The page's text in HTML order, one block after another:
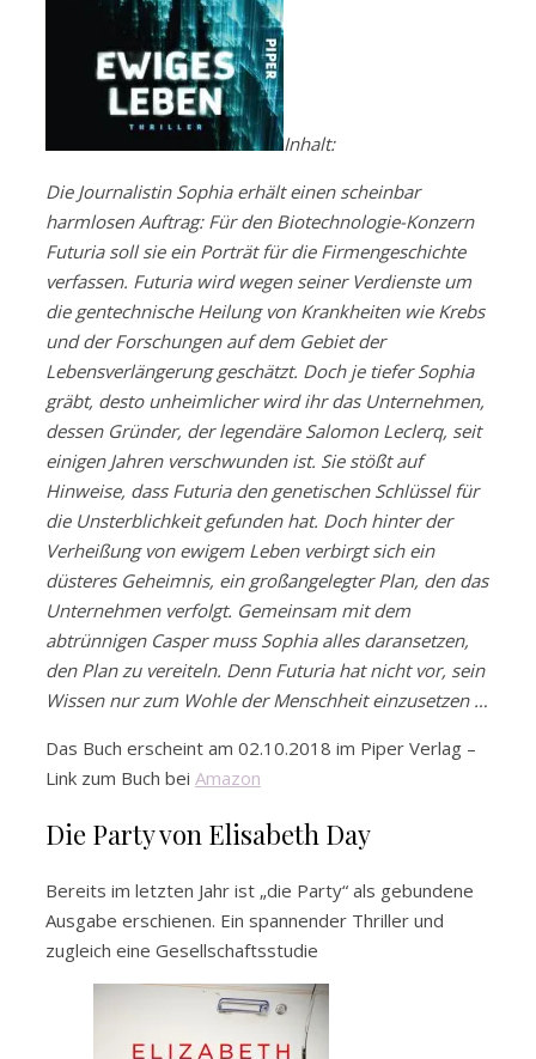
Inhalt:
Die Journalistin Sophia erhält einen scheinbar
harmlosen Auftrag: Für den Biotechnologie-Konzern
Futuria soll sie ein Porträt für die Firmengeschichte
verfassen. Futuria wird wegen seiner Verdienste um
die gentechnische Heilung von Krankheiten wie Krebs
und der Forschungen auf dem Gebiet der
Lebensverlängerung geschätzt. Doch je tiefer Sophia
gräbt, desto unheimlicher wird ihr das Unternehmen,
dessen Gründer, der legendäre Salomon Leclerq, seit
einigen Jahren verschwunden ist. Sie stößt auf
Hinweise, dass Futuria den genetischen Schlüssel für
die Unsterblichkeit gefunden hat. Doch hinter der
Verheißung von ewigem Leben verbirgt sich ein
düsteres Geheimnis, ein großangelegter Plan, den das
Unternehmen verfolgt. Gemeinsam mit dem
abtrünnigen Casper muss Sophia alles daransetzen,
den Plan zu vereiteln. Denn Futuria hat nicht vor, sein
Wissen nur zum Wohle der Menschheit einzusetzen …
Das Buch erscheint am 02.10.2018 im Piper Verlag –
Link zum Buch bei Amazon
Die Party von Elisabeth Day
Bereits im letzten Jahr ist „die Party“ als gebundene
Ausgabe erschienen. Ein spannender Thriller und
zugleich eine Gesellschaftsstudie